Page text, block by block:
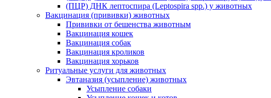
(ПЦР) ДНК лептоспира (Leptospira spp.) у животных
Вакцинация (прививки) животных
Прививки от бешенства животным
Вакцинация кошек
Вакцинация собак
Вакцинация кроликов
Вакцинация хорьков
Ритуальные услуги для животных
Эвтаназия (усыпление) животных
Усыпление собаки